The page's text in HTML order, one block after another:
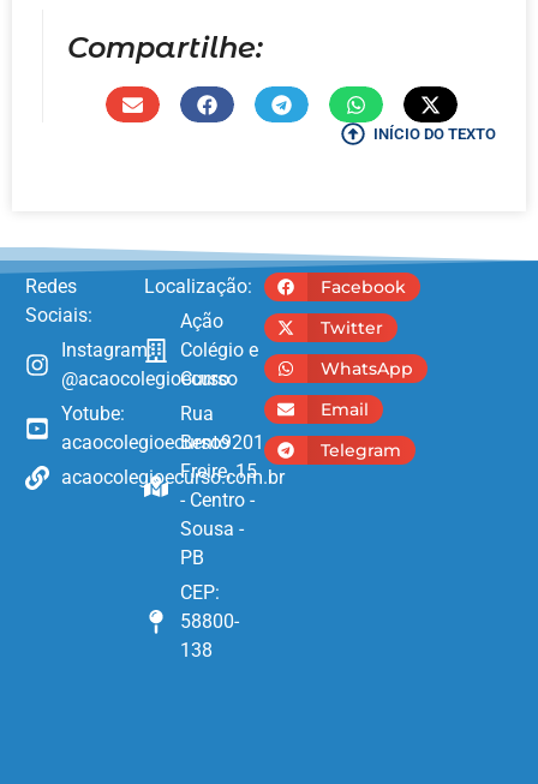
Compartilhe:
INÍCIO DO TEXTO
Redes
Sociais:
Instagram:
@acaocolegioecurso
Yotube:
acaocolegioecurso9201
acaocolegioecurso.com.br
Localização:
Ação
Colégio e
Curso
Rua
Bento
Freire, 15
- Centro -
Sousa -
PB
CEP:
58800-
138
Facebook
Twitter
WhatsApp
Email
Telegram